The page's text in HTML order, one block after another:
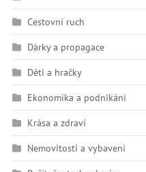
Cestovní ruch
Dárky a propagace
Děti a hračky
Ekonomika a podnikání
Krása a zdraví
Nemovitosti a vybavení